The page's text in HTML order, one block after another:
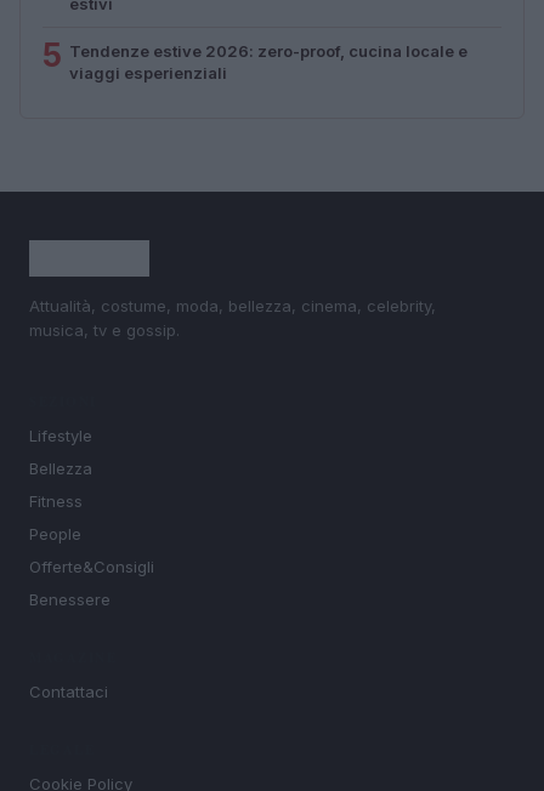
5 Tendenze estive 2026: zero-proof, cucina locale e
viaggi esperienziali
Attualità, costume, moda, bellezza, cinema, celebrity,
musica, tv e gossip.
Lifestyle
Bellezza
Fitness
People
Offerte&Consigli
Benessere
Contattaci
Cookie Policy